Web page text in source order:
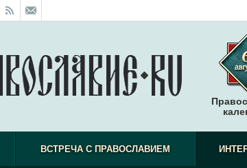
ВСТРЕЧА С ПРАВОСЛАВИЕМ